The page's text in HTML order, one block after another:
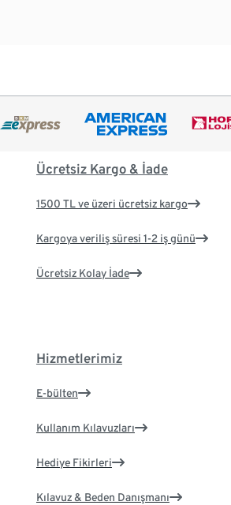
Ücretsiz Kargo & İade
1500 TL ve üzeri ücretsiz kargo
Kargoya veriliş süresi 1-2 iş günü
Ücretsiz Kolay İade
Hizmetlerimiz
E-bülten
Kullanım Kılavuzları
Hediye Fikirleri
Kılavuz & Beden Danışmanı